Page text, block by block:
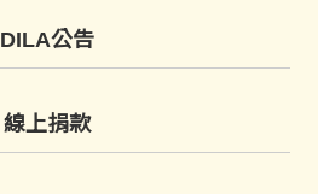
DILA公告
線上捐款